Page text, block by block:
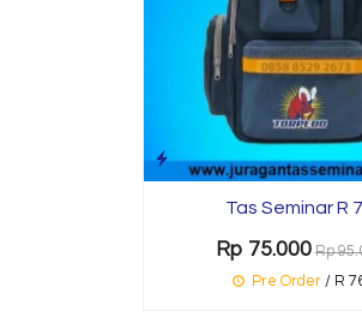
Tas Seminar R
Rp 75.000 Rp
Pre Order / R